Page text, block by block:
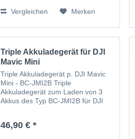
Vergleichen Merken
Triple Akkuladegerät für DJI
Mavic Mini
Triple Akkuladegerät p. DJI Mavic
Mini - BC-JMI2B Triple
Akkuladegerät zum Laden von 3
Akkus des Typ BC-JMI2B für DJI
Speicherkartenaufbewahrung
46,90 € *